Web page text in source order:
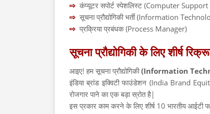
⇨ कंप्यूटर सपोर्ट स्पेशलिस्ट (Computer
⇨ सूचना प्रौद्योगिकी भर्ती (Information
⇨ प्रक्रिया प्रबंधक (Process Manager)
सूचना प्रौद्योगिकी के लिए शीर्ष
आइए! हम सूचना प्रौद्योगिकी(Information
इंडिया ब्रांड इक्विटी फाउंडेशन (India Brand
रोजगार पाने का एक बड़ा स्रोत है|
इस प्रकार काम करने के लिए शीर्ष 10 भारतीय आईटी